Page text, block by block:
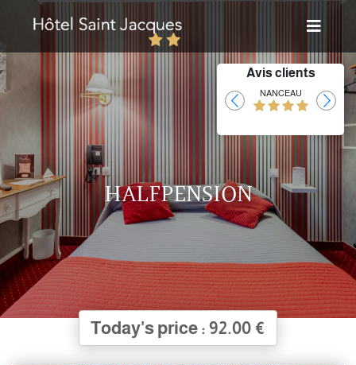
Avis clients
NANCEAU
HALFPENSION
Today's price : 92.00 €